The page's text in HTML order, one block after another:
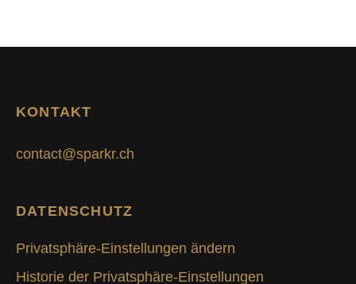
KONTAKT
contact@sparkr.ch
DATENSCHUTZ
Privatsphäre-Einstellungen ändern
Historie der Privatsphäre-Einstellungen